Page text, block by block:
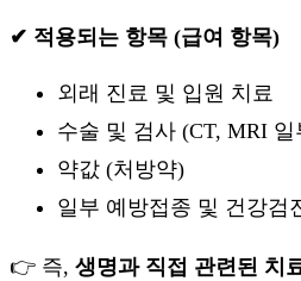
✔ 적용되는 항목 (급여 항목)
외래 진료 및 입원 치료
수술 및 검사 (CT, MRI
약값 (처방약)
일부 예방접종 및 건강검
👉 즉, 생명과 직접 관련된 치